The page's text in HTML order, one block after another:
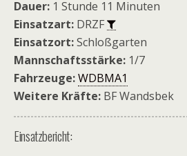
Dauer: 1 Stunde 11 Minuten
Einsatzart: DRZF
Einsatzort:Schloßgarten
Mannschaftsstärke: 1/7
Fahrzeuge:WDBMA1
Weitere Kräfte: BF Wandsbek
Einsatzbericht: